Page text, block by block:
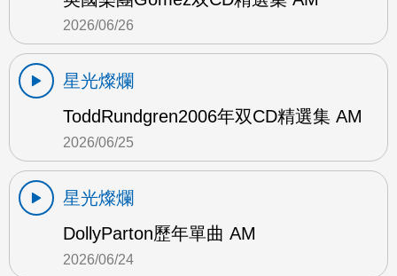
2026/06/26
星光燦爛
ToddRundgren2006年双CD精選集 AM
2026/06/25
星光燦爛
DollyParton歷年單曲 AM
2026/06/24